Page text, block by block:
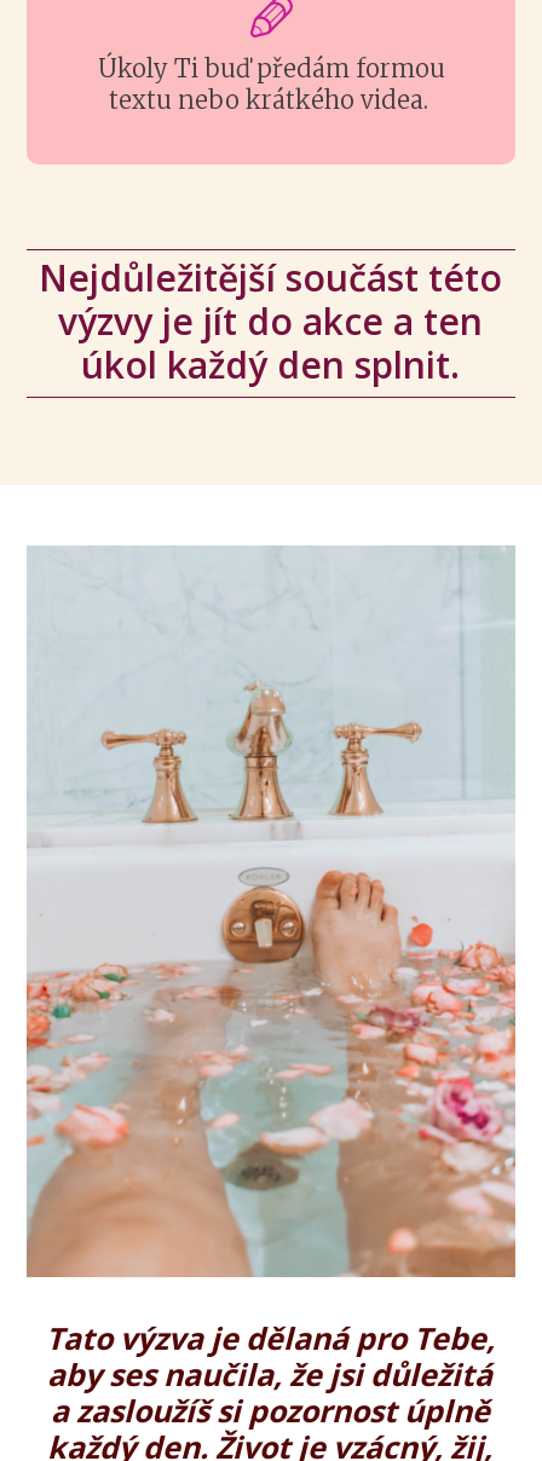
Úkoly Ti buď předám formou
textu nebo krátkého videa.
Nejdůležitější součást této
výzvy je jít do akce a ten
úkol každý den splnit.
Tato výzva je dělaná pro Tebe,
aby ses naučila, že jsi důležitá
a zasloužíš si pozornost úplně
každý den. Život je vzácný, žij,